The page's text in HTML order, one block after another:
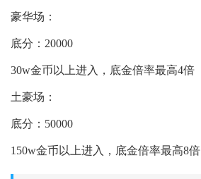
豪华场：
底分：20000
30w金币以上进入，底金倍率最高4倍
土豪场：
底分：50000
150w金币以上进入，底金倍率最高8倍